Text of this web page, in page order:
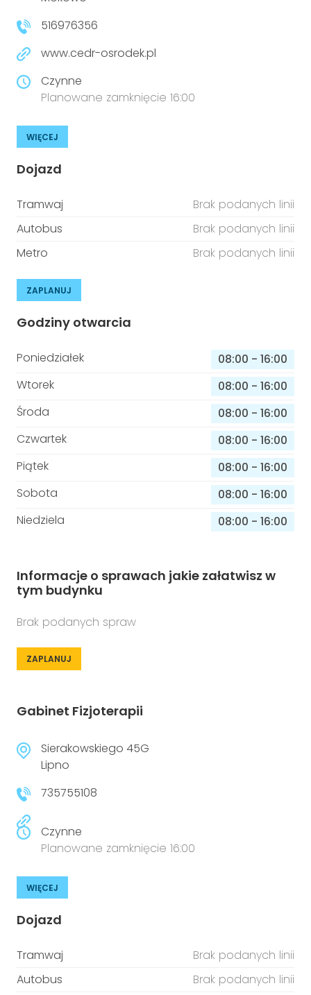
Prawo
Prawa osób z niepełnosprawnościami
516976356
www.cedr-osrodek.pl
Czynne
Planowane zamknięcie 16:00
WIĘCEJ
Dojazd
Tramwaj
Brak podanych linii
Autobus
Brak podanych linii
Metro
Brak podanych linii
ZAPLANUJ
Godziny otwarcia
Poniedziałek 08:00 - 16:00
Wtorek
08:00 - 16:00
Środa
08:00 - 16:00
Czwartek
08:00 - 16:00
Piątek
08:00 - 16:00
Sobota
08:00 - 16:00
Niedziela
08:00 - 16:00
Informacje o sprawach jakie załatwisz w
tym budynku
Brak podanych spraw
ZAPLANUJ
Gabinet Fizjoterapii
Sierakowskiego 45G
Lipno
735755108
Czynne
Planowane zamknięcie 16:00
WIĘCEJ
Dojazd
Tramwaj
Brak podanych linii
Autobus
Brak podanych linii